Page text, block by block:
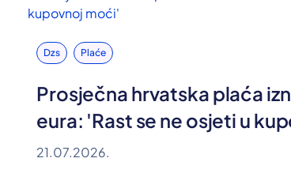
Dzs Plaće
Prosječna hrvatska plaća
eura: 'Rast se ne osjeti u
21.07.2026.